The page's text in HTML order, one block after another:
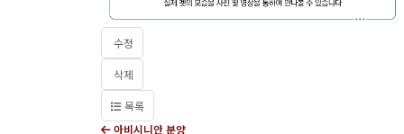
수정
삭제
목록
아비시니안 분양